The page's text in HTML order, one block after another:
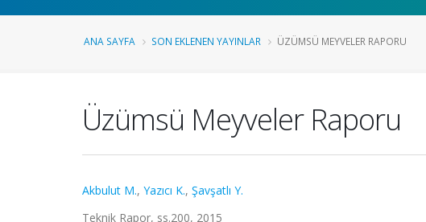
ANA SAYFA SON EKLENEN YAYINLAR ÜZÜMSÜ MEYVELER RAPORU
Üzümsü Meyveler Raporu
Akbulut M., Yazıcı K., Şavşatlı Y.
Teknik Rapor, ss.200, 2015